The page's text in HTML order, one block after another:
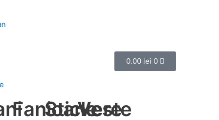
Fanioane
Stickere
Veste
0.00 lei 0
Cart